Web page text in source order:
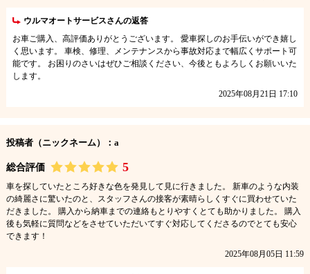
ウルマオートサービスさんの返答
お車ご購入、高評価ありがとうございます。 愛車探しのお手伝いができ嬉し
く思います。 車検、修理、メンテナンスから事故対応まで幅広くサポート可
能です。 お困りのさいはぜひご相談ください、今後ともよろしくお願いいた
します。
2025年08月21日 17:10
投稿者（ニックネーム）：a
総合評価 5
車を探していたところ好きな色を発見して見に行きました。 新車のような内装
の綺麗さに驚いたのと、スタッフさんの接客が素晴らしくすぐに買わせていた
だきました。 購入から納車までの連絡もとりやすくとても助かりました。 購入
後も気軽に質問などをさせていただいてすぐ対応してくださるのでとても安心
できます！
2025年08月05日 11:59